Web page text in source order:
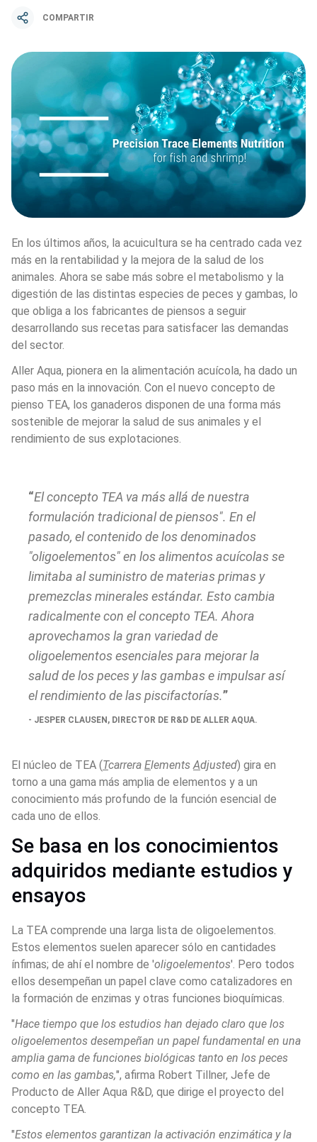
COMPARTIR
En los últimos años, la acuicultura se ha centrado cada vez
más en la rentabilidad y la mejora de la salud de los
animales. Ahora se sabe más sobre el metabolismo y la
digestión de las distintas especies de peces y gambas, lo
que obliga a los fabricantes de piensos a seguir
desarrollando sus recetas para satisfacer las demandas
del sector.
Aller Aqua, pionera en la alimentación acuícola, ha dado un
paso más en la innovación. Con el nuevo concepto de
pienso TEA, los ganaderos disponen de una forma más
sostenible de mejorar la salud de sus animales y el
rendimiento de sus explotaciones.
El concepto TEA va más allá de nuestra
formulación tradicional de piensos". En el
pasado, el contenido de los denominados
"oligoelementos" en los alimentos acuícolas se
limitaba al suministro de materias primas y
premezclas minerales estándar. Esto cambia
radicalmente con el concepto TEA. Ahora
aprovechamos la gran variedad de
oligoelementos esenciales para mejorar la
salud de los peces y las gambas e impulsar así
el rendimiento de las piscifactorías.
JESPER CLAUSEN, DIRECTOR DE R&D DE ALLER AQUA.
El núcleo de TEA (Tcarrera Elements Adjusted) gira en
torno a una gama más amplia de elementos y a un
conocimiento más profundo de la función esencial de
cada uno de ellos.
Se basa en los conocimientos
adquiridos mediante estudios y
ensayos
La TEA comprende una larga lista de oligoelementos.
Estos elementos suelen aparecer sólo en cantidades
ínfimas; de ahí el nombre de 'oligoelementos'. Pero todos
ellos desempeñan un papel clave como catalizadores en
la formación de enzimas y otras funciones bioquímicas.
"Hace tiempo que los estudios han dejado claro que los
oligoelementos desempeñan un papel fundamental en una
amplia gama de funciones biológicas tanto en los peces
como en las gambas,", afirma Robert Tillner, Jefe de
Producto de Aller Aqua R&D, que dirige el proyecto del
concepto TEA.
"Estos elementos garantizan la activación enzimática y la